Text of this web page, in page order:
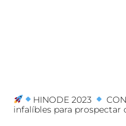
HINODE 2023
infalíbles para